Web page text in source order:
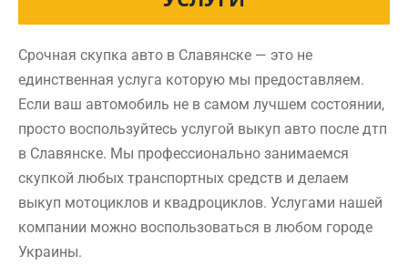
Срочная скупка авто в Славянске — это не
единственная услуга которую мы предоставляем.
Если ваш автомобиль не в самом лучшем состоянии,
просто воспользуйтесь услугой выкуп авто после дтп
в Славянске. Мы профессионально занимаемся
скупкой любых транспортных средств и делаем
выкуп мотоциклов и квадроциклов. Услугами нашей
компании можно воспользоваться в любом городе
Украины.